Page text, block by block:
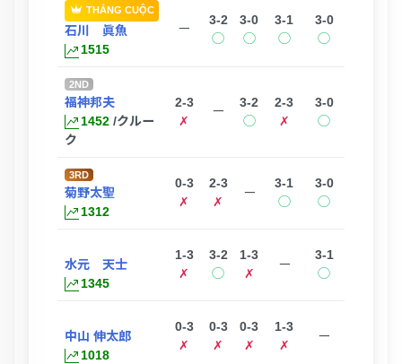
THẮNG CUỘC
石川 眞魚
1515
ー
3-2
◯
3-0
◯
3-1
◯
3-0
◯
2ND
福神邦夫
1452 /クルー
ク
2-3
✗
ー
3-2
◯
2-3
✗
3-0
◯
3RD
菊野太聖
1312
0-3
✗
2-3
✗
ー
3-1
◯
3-0
◯
水元 天士
1345
1-3
✗
3-2
◯
1-3
✗
ー
3-1
◯
中山 伸太郎
1018
0-3
✗
0-3
✗
0-3
✗
1-3
✗
ー